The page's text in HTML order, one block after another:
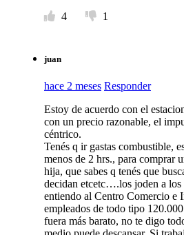
4
1
juan
hace 2 meses Responder
Estoy de acuerdo con el
con un precio razonable, el
céntrico.
Tenés q ir gastas combustible,
menos de 2 hrs., para comprar
hija, que sabes q tenés que
decidan etcetc….los joden a los
entiendo al Centro Comercio e
empleados de todo tipo
fuera más barato, no te digo